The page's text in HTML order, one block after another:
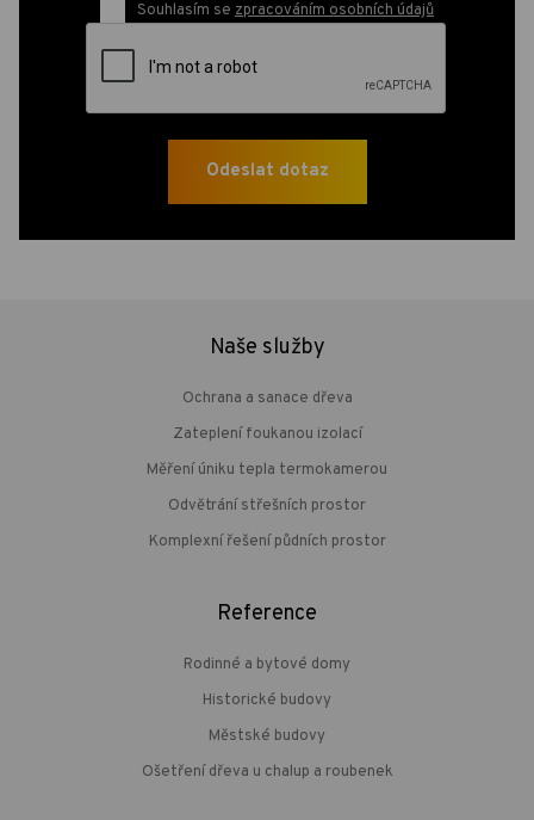
Souhlasím se zpracováním osobních údajů
Naše služby
Ochrana a sanace dřeva
Zateplení foukanou izolací
Měření úniku tepla termokamerou
Odvětrání střešních prostor
Komplexní řešení půdních prostor
Reference
Rodinné a bytové domy
Historické budovy
Městské budovy
Ošetření dřeva u chalup a roubenek